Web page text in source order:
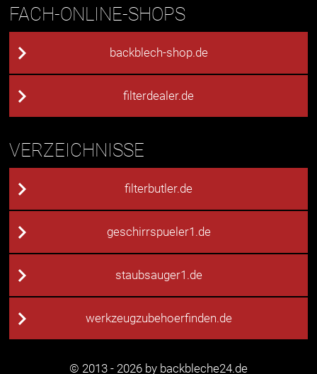
FACH-ONLINE-SHOPS
backblech-shop.de
filterdealer.de
VERZEICHNISSE
filterbutler.de
geschirrspueler1.de
staubsauger1.de
werkzeugzubehoerfinden.de
© 2013 - 2026 by backbleche24.de